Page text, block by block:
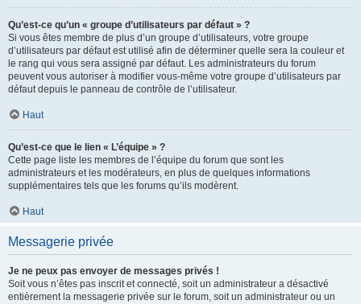
Qu’est-ce qu’un « groupe d’utilisateurs par défaut » ?
Si vous êtes membre de plus d’un groupe d’utilisateurs, votre groupe
d’utilisateurs par défaut est utilisé afin de déterminer quelle sera la couleur et
le rang qui vous sera assigné par défaut. Les administrateurs du forum
peuvent vous autoriser à modifier vous-même votre groupe d’utilisateurs par
défaut depuis le panneau de contrôle de l’utilisateur.
Haut
Qu’est-ce que le lien « L’équipe » ?
Cette page liste les membres de l’équipe du forum que sont les
administrateurs et les modérateurs, en plus de quelques informations
supplémentaires tels que les forums qu’ils modèrent.
Haut
Messagerie privée
Je ne peux pas envoyer de messages privés !
Soit vous n’êtes pas inscrit et connecté, soit un administrateur a désactivé
entièrement la messagerie privée sur le forum, soit un administrateur ou un